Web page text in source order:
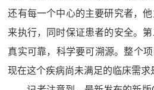
还有每一个中心的主要研究者，
来执行，同时保证患者的安全。
真实可靠，科学要可溯源。整个
现在这个疾病尚未满足的临床需求